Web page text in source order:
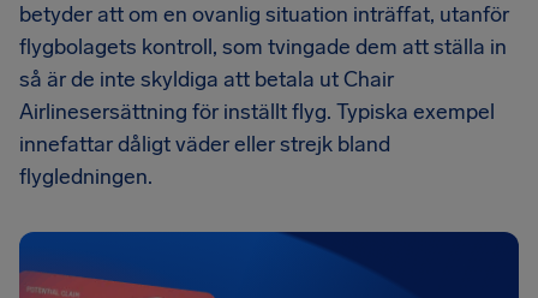
betyder att om en ovanlig situation inträffat, utanför
flygbolagets kontroll, som tvingade dem att ställa in
så är de inte skyldiga att betala ut Chair
Airlinesersättning för inställt flyg. Typiska exempel
innefattar dåligt väder eller strejk bland
flygledningen.